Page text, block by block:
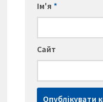
Ім'я *
Сайт